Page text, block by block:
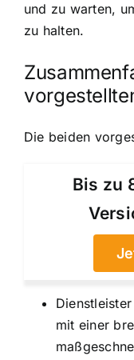
und zu warten,
zu halten.
Die beiden
Bis zu
mit einer